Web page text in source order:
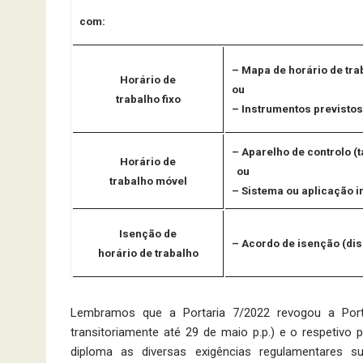
com:
Horário de
trabalho fixo
– Mapa de horário de
ou
– Instrumentos
Horário de
trabalho móvel
– Aparelho de controlo
ou
– Sistema ou aplicação
Isenção de
horário de trabalho
– Acordo de isenção
Lembramos que a Portaria 7/2022 revogou a
transitoriamente até 29 de maio p.p.) e o respetivo
diploma as di­versas exigências regulamentares